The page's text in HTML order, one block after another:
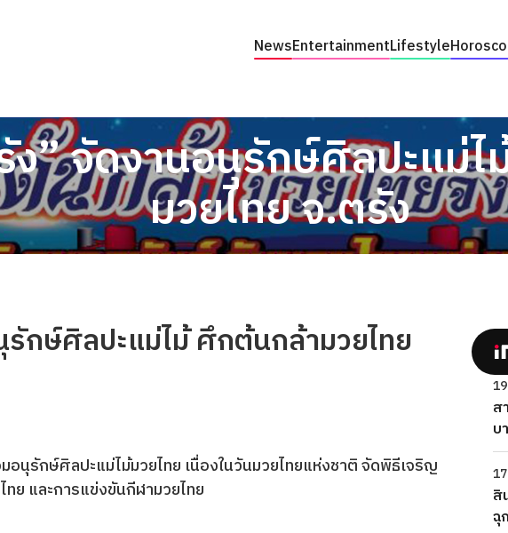
NewsEntertainmentLifestyle
” จัดงานอนุรักษ์ศิลปะแม่
มวยไทย จ.ตรัง
กษ์ศิลปะแม่ไม้ ศึกต้นกล้ามวยไทย
อนุรักษ์ศิลปะแม่ไม้มวยไทย เนื่องในวันมวยไทยแห่งชาติ จัดพิธีเจริญ
ย และการแข่งขันกีฬามวยไทย
ส
บ
สิ
ฉุ